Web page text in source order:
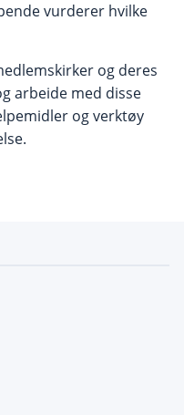
vurderer hvilke
og deres
arbeide med disse
og verktøy